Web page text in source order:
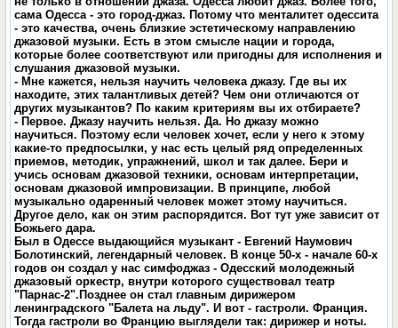
сама Одесса - это город-джаз. Потому что менталитет одессита
- это качества, очень близкие эстетическому направлению
джазовой музыки. Есть в этом смысле нации и города,
которые более соответствуют или пригодны для исполнения и
слушания джазовой музыки.
- Мне кажется, нельзя научить человека джазу. Где вы их
находите, этих талантливых детей? Чем они отличаются от
других музыкантов? По каким критериям вы их отбираете?
- Первое. Джазу научить нельзя. Да. Но джазу можно
научиться. Поэтому если человек хочет, если у него к этому
какие-то предпосылки, у нас есть целый ряд определенных
приемов, методик, упражнений, школ и так далее. Бери и
учись основам джазовой техники, основам интерпретации,
основам джазовой импровизации. В принципе, любой
музыкально одаренный человек может этому научиться.
Другое дело, как он этим распорядится. Вот тут уже зависит от
Божьего дара.
Был в Одессе выдающийся музыкант - Евгений Наумович
Болотинский, легендарный человек. В конце 50-х - начале 60-х
годов он создал у нас симфоджаз - Одесский молодежный
джазовый оркестр, внутри которого существовал театр
"Парнас-2".Позднее он стал главным дирижером
ленинградского "Балета на льду". И вот - гастроли. Франция.
Тогда гастроли во Францию выглядели так: дирижер и ноты.